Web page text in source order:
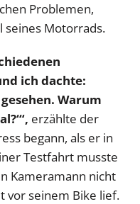
Problemen,
seines Motorrads.
ich dachte:
Warum
erzählte der
begann, als er in
Testfahrt musste
Kameramann nicht
vor seinem Bike lief.